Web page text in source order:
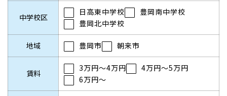
中学校区
日高東中学校
豊岡南中学校
豊岡北中学校
地域 豊岡市 朝来市
賃料
3万円～4万円
4万円～5万円
6万円～